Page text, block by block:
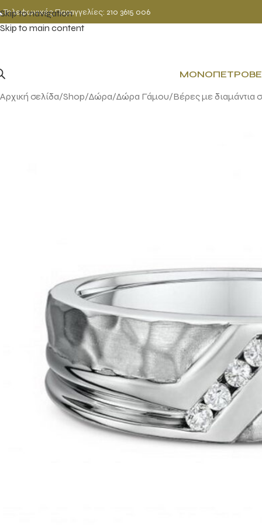
Skip to navigation
Skip to main content
Τηλεφωνικές Παραγγελίες: 210 3615 006
ΜΟΝΌΠΕΤΡΟ
Αρχική σελίδα Shop Δώρα Δώρα Γάμου Βέρες με διαμάντια